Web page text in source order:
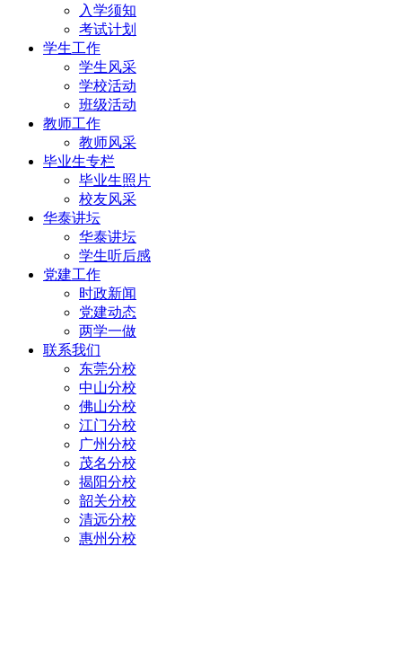
入学须知
考试计划
学生工作
学生风采
学校活动
班级活动
教师工作
教师风采
毕业生专栏
毕业生照片
校友风采
华泰讲坛
华泰讲坛
学生听后感
党建工作
时政新闻
党建动态
两学一做
联系我们
东莞分校
中山分校
佛山分校
江门分校
广州分校
茂名分校
揭阳分校
韶关分校
清远分校
惠州分校